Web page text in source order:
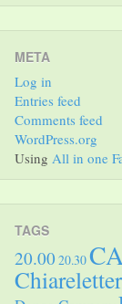
META
Log in
Entries feed
Comments feed
WordPress.org
Using All in one
TAGS
20.00 20.30